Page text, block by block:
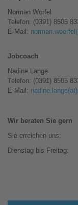
Norman Wörfel
Telefon: (0391) 8505
E-Mail:
Jobcoach
Nadine Lange
Telefon: (0391) 8505
E-Mail:
Wir beraten Sie gern
Sie erreichen uns:
Dienstag bis Freitag: